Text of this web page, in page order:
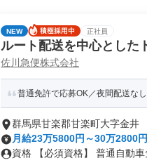
NEW 正社員
ルート配送を中心とした
佐川急便株式会社
普通免許で応募OK／夜間配送な
群馬県甘楽郡甘楽町大字金井
月給23万5800円～30万2800円
資格 【必須資格】 普通自動